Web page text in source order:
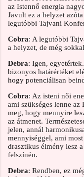
az Istennő energia
Javult ez a helyzet
legutóbbi Tajvani
Cobra: A legutóbbi
a helyzet, de még
Debra: Igen,
bizonyos határértéket
hogy potenciálisan
Cobra: Az isteni női
ami szükséges lenne az
meg, hogy mennyire
az átmenet.
jelen, annál
mennyiséggel, ami
drasztikus élmény lesz
felszínén.
Debra: Rendben, ez